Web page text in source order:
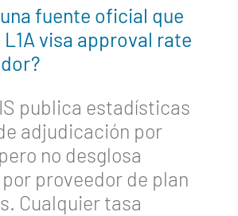
fuente oficial que
visa approval rate
publica estadísticas
adjudicación por
no desglosa
proveedor de plan
Cualquier tasa